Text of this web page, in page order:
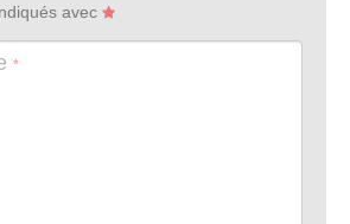
avec
*